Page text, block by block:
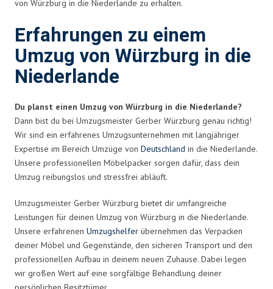
von Würzburg in die Niederlande zu erhalten.
Erfahrungen zu einem
Umzug von Würzburg in die
Niederlande
Du planst einen Umzug von Würzburg in die Niederlande?
Dann bist du bei Umzugsmeister Gerber Würzburg genau richtig!
Wir sind ein erfahrenes Umzugsunternehmen mit langjähriger
Expertise im Bereich Umzüge von Deutschland in die Niederlande.
Unsere professionellen Möbelpacker sorgen dafür, dass dein
Umzug reibungslos und stressfrei abläuft.
Umzugsmeister Gerber Würzburg bietet dir umfangreiche
Leistungen für deinen Umzug von Würzburg in die Niederlande.
Unsere erfahrenen Umzugshelfer übernehmen das Verpacken
deiner Möbel und Gegenstände, den sicheren Transport und den
professionellen Aufbau in deinem neuen Zuhause. Dabei legen
wir großen Wert auf eine sorgfältige Behandlung deiner